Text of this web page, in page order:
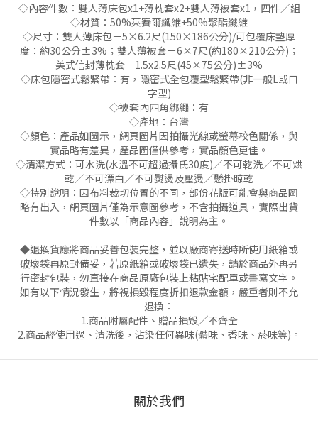
◇內容件數：雙人薄床包x1+薄枕套x2+雙人薄被套x1，四件╱組
◇材質：50%萊賽爾纖維+50%聚酯纖維
◇尺寸：雙人薄床包－5×6.2尺(150×186公分)/可包覆床墊厚
度：約30公分±3%；雙人薄被套－6×7尺(約180×210公分)；
美式信封薄枕套－1.5x2.5尺(45×75公分)±3%
◇床包隱密式鬆緊帶：有，隱密式全包覆型鬆緊帶(非一般L或ㄇ
字型)
◇被套內四角綁繩：有
◇產地：台灣
◇顏色：產品如圖示，網頁圖片因拍攝光線或螢幕校色關係，與
實品略有差異，產品圖僅供參考，實品顏色更佳。
◇清潔方式：可水洗(水溫不可超過攝氏30度)／不可乾洗／不可烘
乾／不可漂白／不可熨燙及壓燙／懸掛晾乾
◇特別說明：因布料裁切位置的不同，部份花版可能會與商品圖
略有出入，網頁圖片僅為示意圖參考，不含拍攝道具，實際出貨
件數以「商品內容」說明為主。
◆退換貨應將商品妥善包裝完整，並以廠商寄送時所使用紙箱或
破壞袋再原封備妥，若原紙箱或破壞袋已遺失，請於商品外再另
行密封包裝，勿直接在商品原廠包裝上粘貼宅配單或書寫文字。
如有以下情況發生，將視損毀程度折扣退款金額，嚴重者則不允
退換：
1.商品附屬配件、贈品損毀╱不齊全
2.商品經使用過、清洗後，沾染任何異味(體味、香味、菸味等)。
關於我們